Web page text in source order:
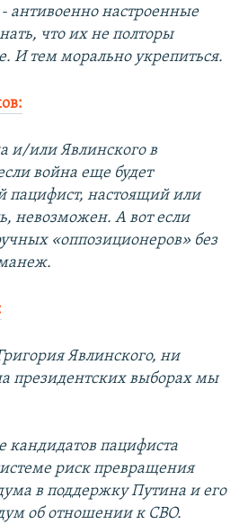
- антивоенно настроенные
что их не полторы
И тем морально укрепиться.
и/или Явлинского в
война еще будет
пацифист, настоящий или
невозможен. А вот если
«оппозиционеров» без
Явлинского, ни
президентских выборах мы
кандидатов пацифиста
риск превращения
в поддержку Путина и его
об отношении к СВО.